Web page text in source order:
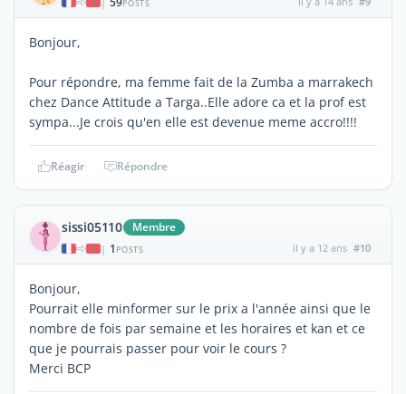
POSTS
Bonjour,
Pour répondre, ma femme fait de la Zumba a marrakech
chez Dance Attitude a Targa..Elle adore ca et la prof est
sympa...Je crois qu'en elle est devenue meme accro!!!!
Réagir Répondre
sissi05110 Membre
| 1 POSTS il y a 12 ans #10
Bonjour,
Pourrait elle minformer sur le prix a l'année ainsi que le
nombre de fois par semaine et les horaires et kan et ce
que je pourrais passer pour voir le cours ?
Merci BCP